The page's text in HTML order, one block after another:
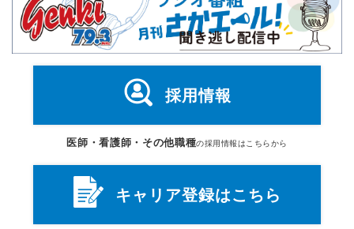
採用情報
医師・看護師・その他職種の採用情報はこちらから
キャリア登録はこちら